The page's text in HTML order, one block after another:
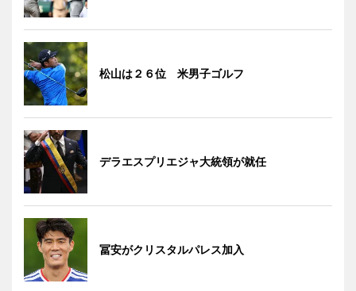
松山は２６位 米男子ゴルフ
デラエスプリエジャ大統領が就任
冨安がクリスタルパレス加入